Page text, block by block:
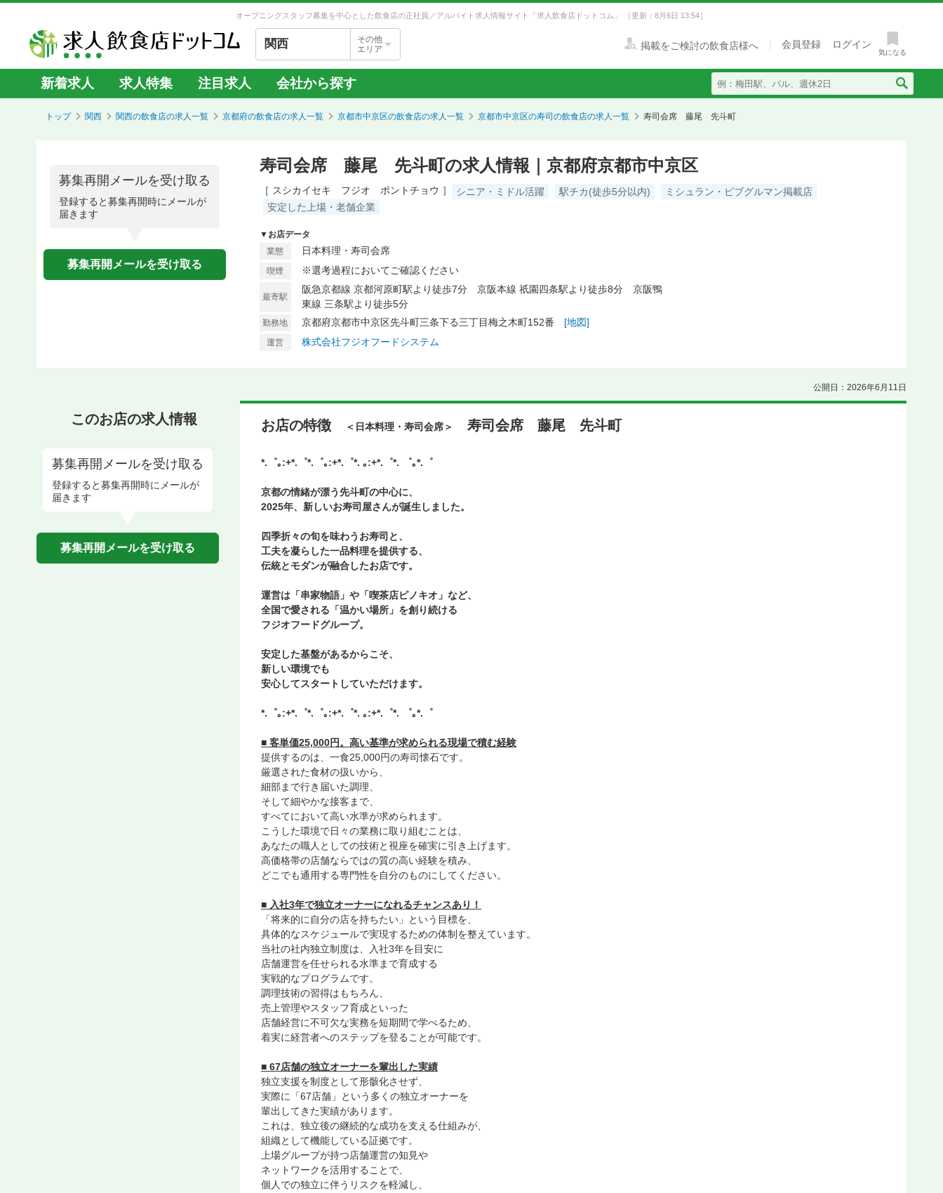
オープニングスタッフ募集を中心とした飲食店の正社員／アルバイト求人情報サイト「求人飲食店ドットコム」 ［更新：8月6日 13:54］
関西
その他
エリア
掲載をご検討の飲食店様へ 会員登録 ログイン
気になる
新着求人 求人特集 注目求人 会社から探す
トップ 関西 関西の飲食店の求人一覧 京都府の飲食店の求人一覧 京都市中京区の飲食店の求人一覧 京都市中京区の寿司の飲食店の求人一覧 寿司会席 藤尾 先斗町
募集再開メールを受け取る
登録すると募集再開時にメールが
届きます
募集再開メールを受け取る
寿司会席 藤尾 先斗町の求人情報｜京都府京都市中京区
［ スシカイセキ フジオ ポントチョウ ］ シニア・ミドル活躍 駅チカ(徒歩5分以内)
ミシュラン・ビブグルマン掲載店
安定した上場・老舗企業
▼お店データ
業態
日本料理・寿司会席
喫煙 ※選考過程においてご確認ください
最寄駅
阪急京都線 京都河原町駅より徒歩7分 京阪本線 祇園四条駅より徒歩8分 京阪鴨
東線 三条駅より徒歩5分
勤務地 京都府京都市中京区先斗町三条下る三丁目梅之木町152番 [地図]
運営 株式会社フジオフードシステム
公開日：2026年6月11日
このお店の求人情報
募集再開メールを受け取る
登録すると募集再開時にメールが
届きます
募集再開メールを受け取る
お店の特徴 ＜日本料理・寿司会席＞ 寿司会席 藤尾 先斗町
*.゜｡:+*.゜*.゜｡:+*.゜*. ｡:+*.゜*. ゜｡*.゜
京都の情緒が漂う先斗町の中心に、
2025年、新しいお寿司屋さんが誕生しました。
四季折々の旬を味わうお寿司と、
工夫を凝らした一品料理を提供する、
伝統とモダンが融合したお店です。
運営は「串家物語」や「喫茶店ピノキオ」など、
全国で愛される「温かい場所」を創り続ける
フジオフードグループ。
安定した基盤があるからこそ、
新しい環境でも
安心してスタートしていただけます。
*.゜｡:+*.゜*.゜｡:+*.゜*. ｡:+*.゜*. ゜｡*.゜
■ 客単価25,000円。高い基準が求められる現場で積む経験
提供するのは、一食25,000円の寿司懐石です。
厳選された食材の扱いから、
細部まで行き届いた調理、
そして細やかな接客まで、
すべてにおいて高い水準が求められます。
こうした環境で日々の業務に取り組むことは、
あなたの職人としての技術と視座を確実に引き上げます。
高価格帯の店舗ならではの質の高い経験を積み、
どこでも通用する専門性を自分のものにしてください。
■ 入社3年で独立オーナーになれるチャンスあり！
「将来的に自分の店を持ちたい」という目標を、
具体的なスケジュールで実現するための体制を整えています。
当社の社内独立制度は、入社3年を目安に
店舗運営を任せられる水準まで育成する
実戦的なプログラムです。
調理技術の習得はもちろん、
売上管理やスタッフ育成といった
店舗経営に不可欠な実務を短期間で学べるため、
着実に経営者へのステップを登ることが可能です。
■ 67店舗の独立オーナーを輩出した実績
独立支援を制度として形骸化させず、
実際に「67店舗」という多くの独立オーナーを
輩出してきた実績があります。
これは、独立後の継続的な成功を支える仕組みが、
組織として機能している証拠です。
上場グループが持つ店舗運営の知見や
ネットワークを活用することで、
個人での独立に伴うリスクを軽減し、